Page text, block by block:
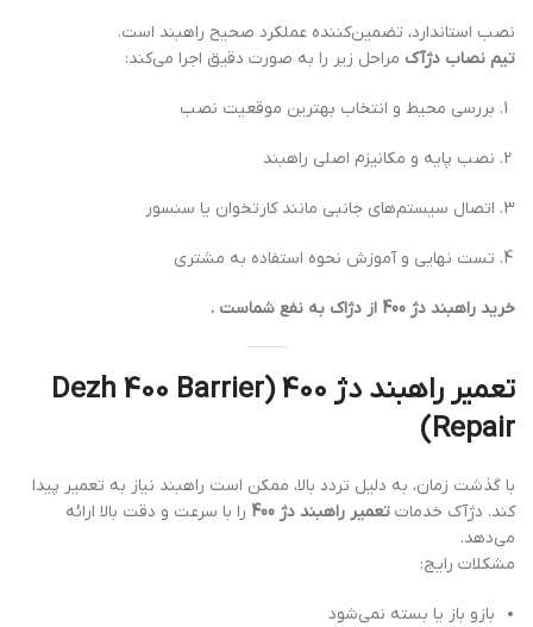
نصب استاندارد، تضمین‌کننده عملکرد صحیح راهبند است.
تیم نصاب دژآک مراحل زیر را به صورت دقیق اجرا می‌کند:
بررسی محیط و انتخاب بهترین موقعیت نصب
نصب پایه و مکانیزم اصلی راهبند
اتصال سیستم‌های جانبی مانند کارتخوان یا سنسور
تست نهایی و آموزش نحوه استفاده به مشتری
خرید راهبند دژ 400 از دژاک به نفع شماست .
تعمیر راهبند دژ 400 (Dezh 400 Barrier
Repair)
با گذشت زمان، به دلیل تردد بالا، ممکن است راهبند نیاز به تعمیر پیدا
کند. دژآک خدمات تعمیر راهبند دژ 400
را با سرعت و دقت بالا ارائه
می‌دهد.
مشکلات رایج:
بازو باز یا بسته نمی‌شود